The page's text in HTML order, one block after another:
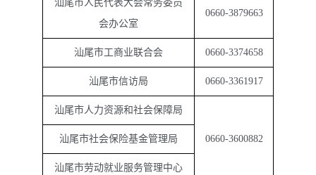
汕尾市人民代表大会常务委员
会办公室
0660-3879663
汕尾市工商业联合会 0660-3374658
汕尾市信访局 0660-3361917
汕尾市人力资源和社会保障局
0660-3600882
汕尾市社会保险基金管理局
汕尾市劳动就业服务管理中心